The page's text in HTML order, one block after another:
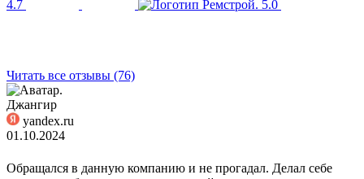
4.7 5.0
Читать все отзывы (76)
Джангир
yandex.ru
01.10.2024
Обращался в данную компанию и не прогадал. Делал себе